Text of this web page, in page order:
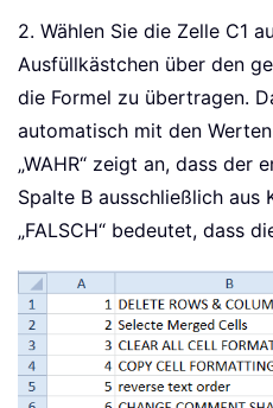
2. Wählen Sie die Zelle C1
Ausfüllkästchen über den
die Formel zu übertragen.
automatisch mit den Werten
„WAHR“ zeigt an, dass der
Spalte B ausschließlich aus
„FALSCH“ bedeutet, dass